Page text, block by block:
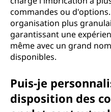
commandes ou
organisation plus
garantissant une
même avec un grand
disponibles.
Puis-je
disposition des